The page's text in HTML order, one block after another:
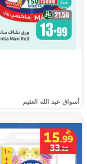
أسواق عبد الله العثيم